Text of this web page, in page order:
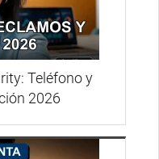
Teléfono y
2026